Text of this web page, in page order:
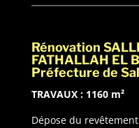
Rénovation
FATHALLAH EL
Préfecture de
TRAVAUX : 1160 m²
Dépose du